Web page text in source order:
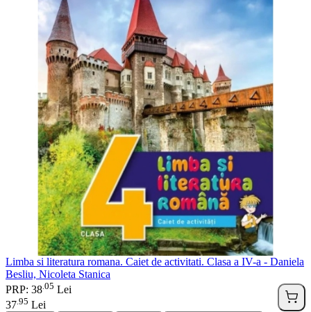
Limba si literatura romana. Caiet de activitati. Clasa a IV-a - Daniela
Besliu, Nicoleta Stanica
PRP: 38 05 Lei
37 95 Lei